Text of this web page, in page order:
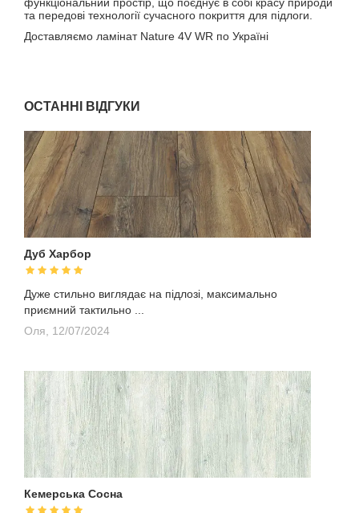
та передові технології сучасного покриття для підлоги.
Доставляємо ламінат Nature 4V WR по Україні
ОСТАННІ ВІДГУКИ
Дуб Харбор
Дуже стильно виглядає на підлозі, максимально
приємний тактильно ...
Оля, 12/07/2024
Кемерська Сосна